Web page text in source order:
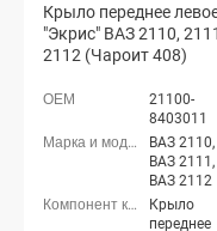
Крыло переднее
"Экрис" ВАЗ 2110,
2112 (Чароит 408)
21100-
8403011
ВАЗ 2110,
ВАЗ 2111,
ВАЗ 2112
Крыло
переднее